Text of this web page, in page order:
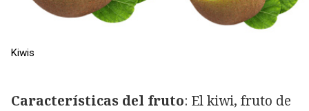
Kiwis
Características del fruto: El kiwi, fruto de